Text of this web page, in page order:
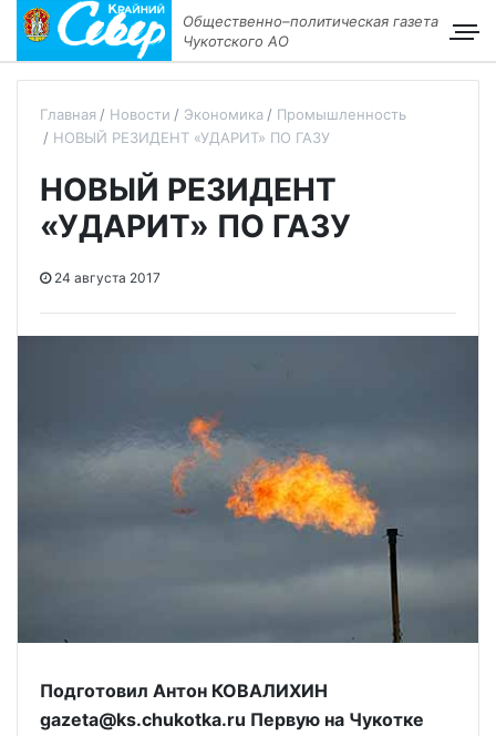
Общественно–политическая газета
Чукотского АО
Главная Новости Экономика
Промышленность
НОВЫЙ РЕЗИДЕНТ «УДАРИТ» ПО ГАЗУ
НОВЫЙ РЕЗИДЕНТ
«УДАРИТ» ПО ГАЗУ
24 августа 2017
Подготовил Антон КОВАЛИХИН
gazeta@ks.chukotka.ru Первую на Чукотке